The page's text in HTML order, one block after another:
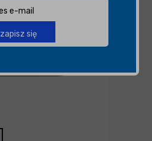
zapisz się